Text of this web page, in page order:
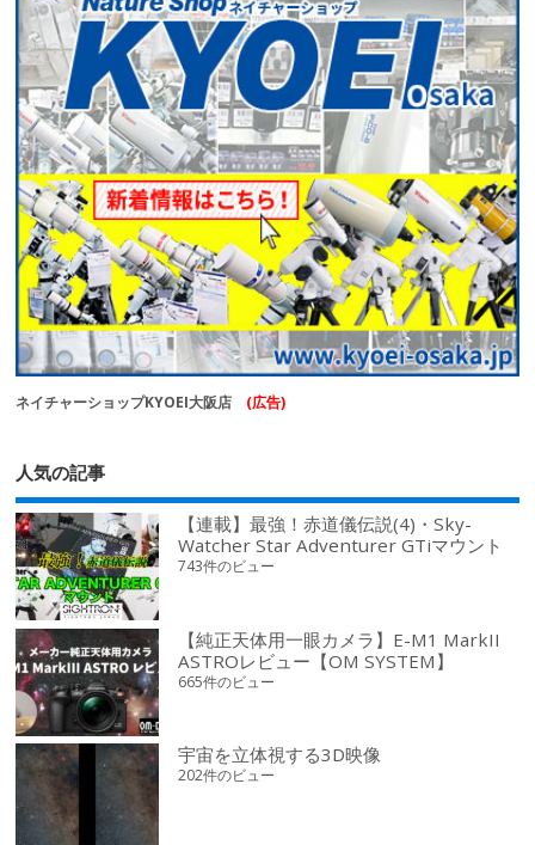
ネイチャーショップKYOEI大阪店 (広告)
人気の記事
【連載】最強！赤道儀伝説(4)・Sky-
Watcher Star Adventurer GTiマウント
743件のビュー
【純正天体用一眼カメラ】E-M1 MarkII
ASTROレビュー【OM SYSTEM】
665件のビュー
宇宙を立体視する3D映像
202件のビュー